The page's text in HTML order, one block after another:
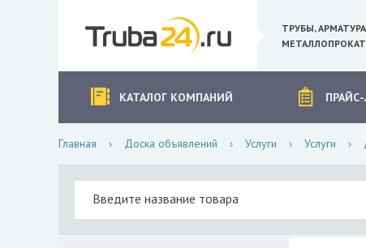
ТРУБЫ,
КАТАЛОГ КОМПАНИЙ
Главная › Доска объявлений › Услуги › Услуги ›